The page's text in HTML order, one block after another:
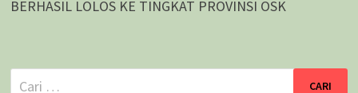
BERHASIL LOLOS KE TINGKAT PROVINSI OSK
Cari